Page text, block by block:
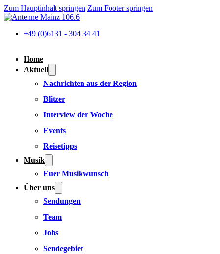
Zum Hauptinhalt springen Zum Footer springen
+49 (0)6131 - 304 34 41
Home
Aktuell
Nachrichten aus der Region
Blitzer
Interview der Woche
Events
Reisetipps
Musik
Euer Musikwunsch
Über uns
Sendungen
Team
Jobs
Sendegebiet